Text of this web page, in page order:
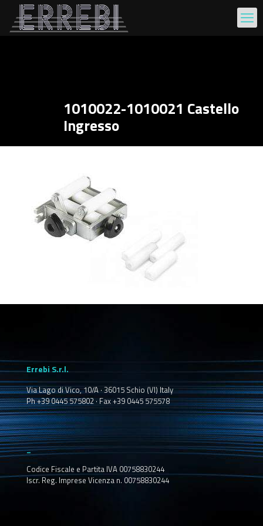
1010022-1010021 Castello
Ingresso
Errebi S.r.l.
Via Lago di Vico, 10/A · 36015 Schio (VI) Italy
Ph +39 0445 575802 · Fax +39 0445 575578
_
Codice Fiscale e Partita IVA 00758830244
Iscr. Reg. Imprese Vicenza n. 00758830244